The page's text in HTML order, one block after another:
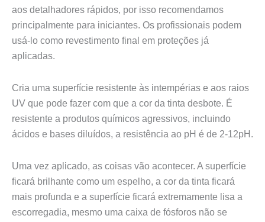
aos detalhadores rápidos, por isso recomendamos
principalmente para iniciantes. Os profissionais podem
usá-lo como revestimento final em proteções já
aplicadas.
Cria uma superfície resistente às intempérias e aos raios
UV que pode fazer com que a cor da tinta desbote. É
resistente a produtos químicos agressivos, incluindo
ácidos e bases diluídos, a resistência ao pH é de 2-12pH.
Uma vez aplicado, as coisas vão acontecer. A superfície
ficará brilhante como um espelho, a cor da tinta ficará
mais profunda e a superfície ficará extremamente lisa a
escorregadia, mesmo uma caixa de fósforos não se